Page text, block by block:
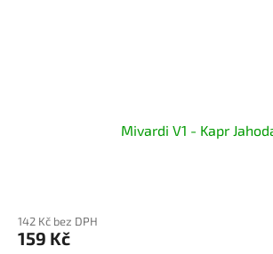
Mivardi V1 - Kapr
142 Kč bez DPH
159 Kč